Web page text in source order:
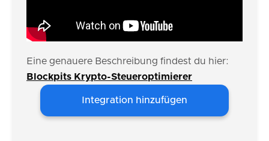
Eine genauere Beschreibung findest du hier:
Blockpits Krypto-Steueroptimierer
Integration hinzufügen